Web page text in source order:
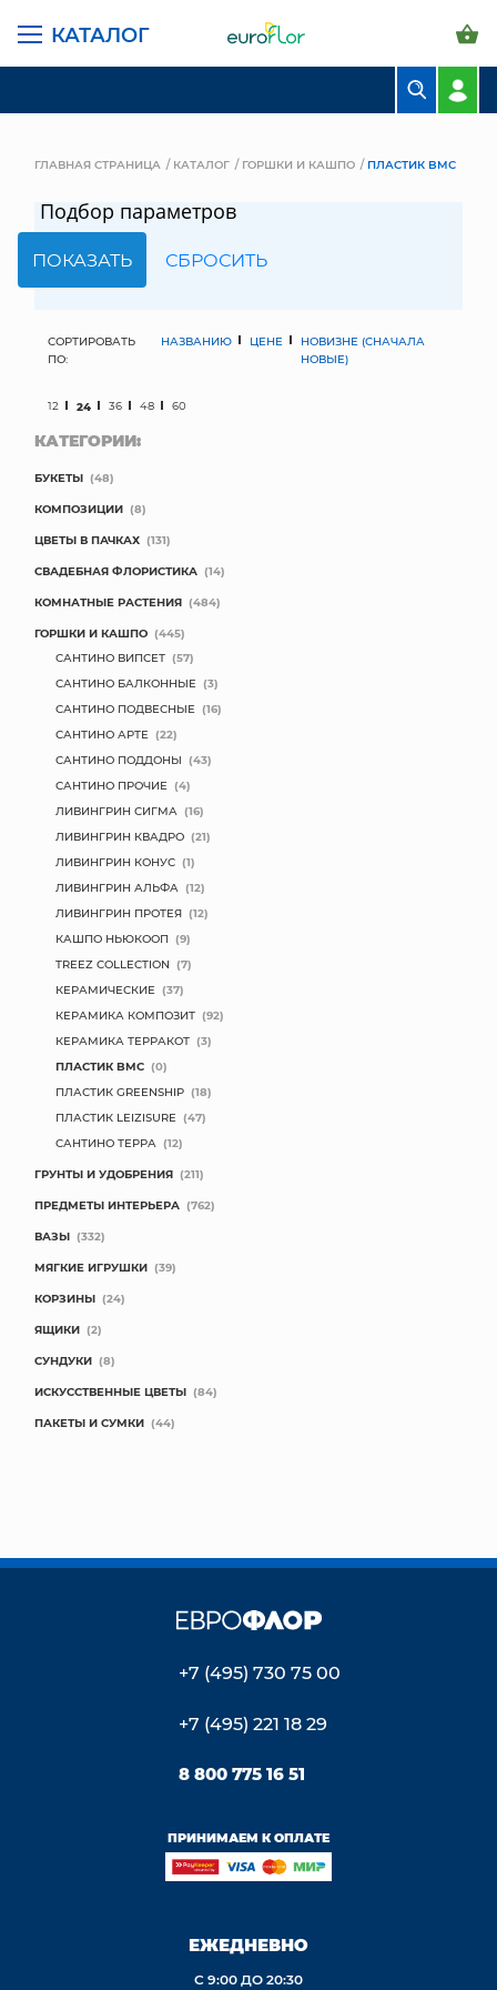
КАТАЛОГ
ГОРШКИ И КАШПО
СУНДУКИ
ИСКУССТВЕННЫЕ ЦВЕТЫ
ПАКЕТЫ И СУМКИ
ПОДАРОЧНЫЕ КАРТЫ
ТОРГОВЫЙ ЦЕНТР
КОНТАКТЫ
ГЛАВНАЯ СТРАНИЦА КАТАЛОГ ГОРШКИ И КАШПО ПЛАСТИК BMC
Подбор параметров
СОРТИРОВАТЬ
ПО:
НАЗВАНИЮ ЦЕНЕ
НОВИЗНЕ (СНАЧАЛА
НОВЫЕ)
12 24 36 48 60
КАТЕГОРИИ:
БУКЕТЫ (48)
КОМПОЗИЦИИ (8)
ЦВЕТЫ В ПАЧКАХ (131)
СВАДЕБНАЯ ФЛОРИСТИКА (14)
КОМНАТНЫЕ РАСТЕНИЯ (484)
ГОРШКИ И КАШПО (445)
САНТИНО ВИПСЕТ (57)
САНТИНО БАЛКОННЫЕ (3)
САНТИНО ПОДВЕСНЫЕ (16)
САНТИНО АРТЕ (22)
САНТИНО ПОДДОНЫ (43)
САНТИНО ПРОЧИЕ (4)
ЛИВИНГРИН СИГМА (16)
ЛИВИНГРИН КВАДРО (21)
ЛИВИНГРИН КОНУС (1)
ЛИВИНГРИН АЛЬФА (12)
ЛИВИНГРИН ПРОТЕЯ (12)
КАШПО НЬЮКООП (9)
TREEZ COLLECTION (7)
КЕРАМИЧЕСКИЕ (37)
КЕРАМИКА КОМПОЗИТ (92)
КЕРАМИКА ТЕРРАКОТ (3)
ПЛАСТИК BMC (0)
ПЛАСТИК GREENSHIP (18)
ПЛАСТИК LEIZISURE (47)
САНТИНО ТЕРРА (12)
ГРУНТЫ И УДОБРЕНИЯ (211)
ПРЕДМЕТЫ ИНТЕРЬЕРА (762)
ВАЗЫ (332)
МЯГКИЕ ИГРУШКИ (39)
КОРЗИНЫ (24)
ЯЩИКИ (2)
СУНДУКИ (8)
ИСКУССТВЕННЫЕ ЦВЕТЫ (84)
ПАКЕТЫ И СУМКИ (44)
+7 (495) 730 75 00
+7 (495) 221 18 29
8 800 775 16 51
ПРИНИМАЕМ К ОПЛАТЕ
ЕЖЕДНЕВНО
С 9:00 ДО 20:30